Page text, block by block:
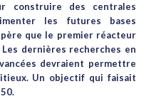
construire des centrales
les futures bases
que le premier réacteur
dernières recherches en
devraient permettre
Un objectif qui faisait